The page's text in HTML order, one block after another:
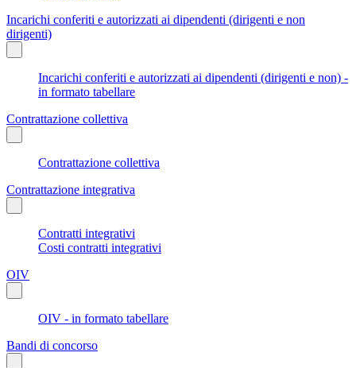
Incarichi conferiti e autorizzati ai dipendenti (dirigenti e non
dirigenti)
Incarichi conferiti e autorizzati ai dipendenti (dirigenti e non) -
in formato tabellare
Contrattazione collettiva
Contrattazione collettiva
Contrattazione integrativa
Contratti integrativi
Costi contratti integrativi
OIV
OIV - in formato tabellare
Bandi di concorso